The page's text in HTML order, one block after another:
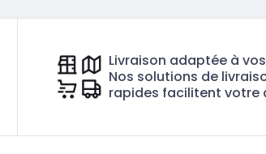
Livraison adaptée à
Nos solutions de
rapides facilitent votre